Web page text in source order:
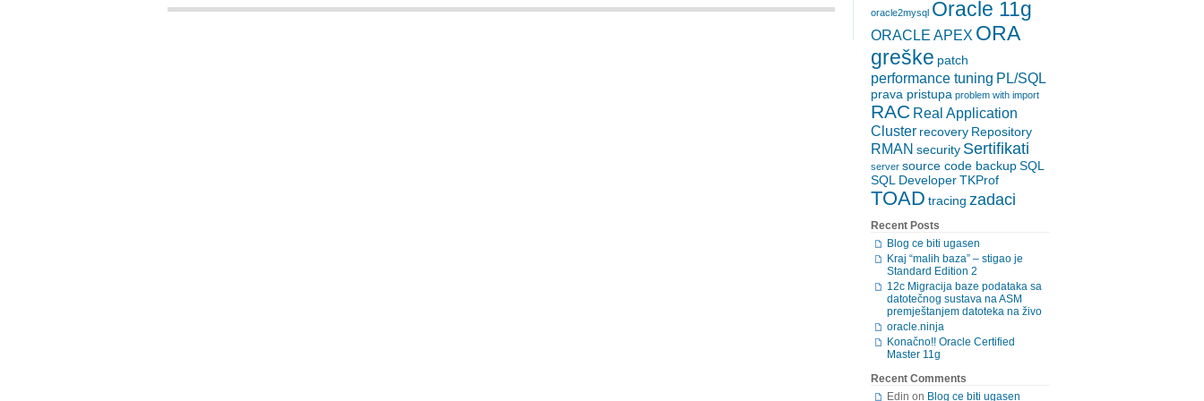
oracle2mysql Oracle 11g
ORACLE APEX ORA
greške patch
performance tuning PL/SQL
prava pristupa problem with import
RAC Real Application
Cluster recovery Repository
RMAN security Sertifikati
server source code backupSQL
SQL DeveloperTKProf
TOAD tracing zadaci
Recent Posts
Blog ce biti ugasen
Kraj “malih baza” – stigao je
Standard Edition 2
12c Migracija baze podataka sa
datotečnog sustava na ASM
premještanjem datoteka na živo
oracle.ninja
Konačno!! Oracle Certified
Master 11g
Recent Comments
Edin on Blog ce biti ugasen